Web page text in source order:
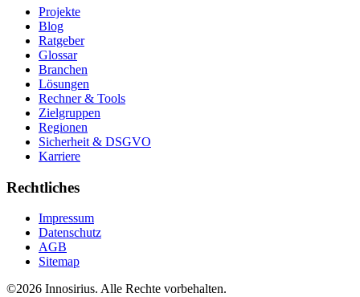
Projekte
Blog
Ratgeber
Glossar
Branchen
Lösungen
Rechner & Tools
Zielgruppen
Regionen
Sicherheit & DSGVO
Karriere
Rechtliches
Impressum
Datenschutz
AGB
Sitemap
©2026 Innosirius. Alle Rechte vorbehalten.